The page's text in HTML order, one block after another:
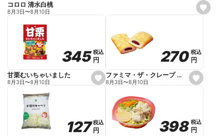
s
e
コロロ 清水白桃
8月3日〜8月10日
s
e
o
r
i
345
345税込
税込
円
円
甘栗むいちゃいました
8月3日〜8月10日
s
e
o
r
i
270
270 税込
税込
円
円
ファミマ・ザ・クレープ 生チョコ
8月3日〜8月10日
127
127税込
税込
円
円
398
398 税込
税込
円
円